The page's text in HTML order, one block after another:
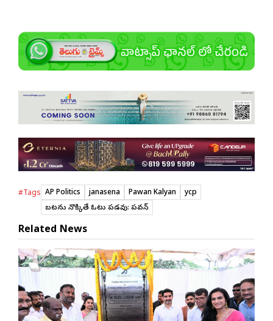
#Tags AP Politics janasena Pawan Kalyan
ycp
బటన్లు నొక్కితే ఓట్లు పడవు: పవన్
Related News